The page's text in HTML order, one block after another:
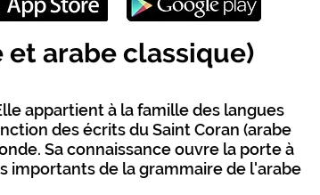
arabe classique)
appartient à la famille des langues
des écrits du Saint Coran (arabe
Sa connaissance ouvre la porte à
importants de la grammaire de l'arabe